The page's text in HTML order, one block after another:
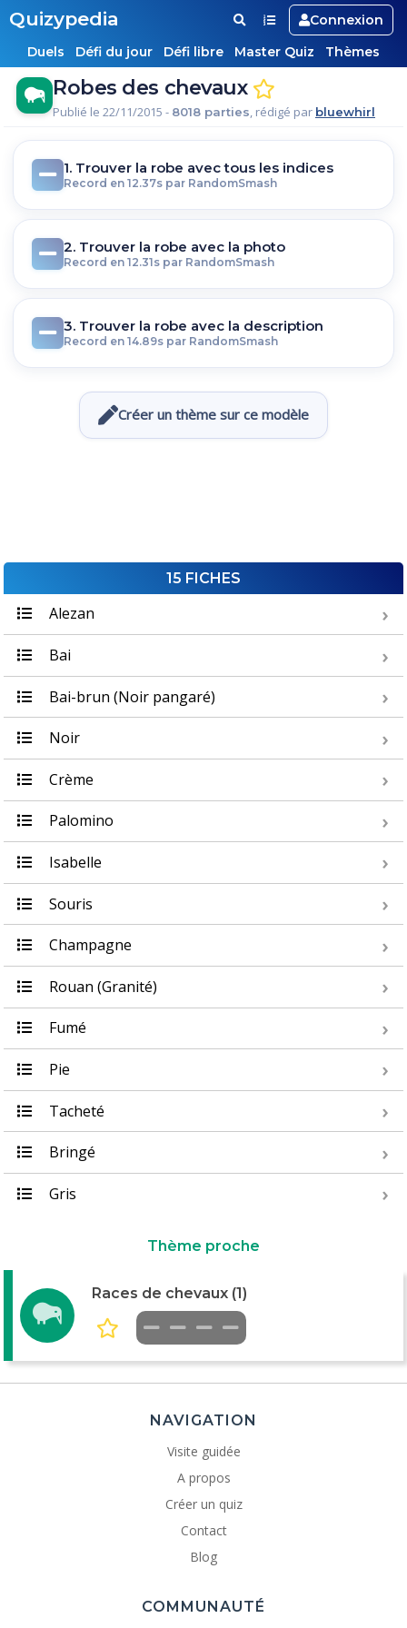
Quizypedia
Connexion
Duels
Défi du jour Défi libre Master Quiz Thèmes
Robes des chevaux
Publié le 22/11/2015 - 8018 parties, rédigé par bluewhirl
1. Trouver la robe avec tous les indices
Record en 12.37s par RandomSmash
2. Trouver la robe avec la photo
Record en 12.31s par RandomSmash
3. Trouver la robe avec la description
Record en 14.89s par RandomSmash
Créer un thème sur ce modèle
15 FICHES
Alezan
Bai
Bai-brun (Noir pangaré)
Noir
Crème
Palomino
Isabelle
Souris
Champagne
Rouan (Granité)
Fumé
Pie
Tacheté
Bringé
Gris
Thème proche
Races de chevaux (1)
NAVIGATION
Visite guidée
A propos
Créer un quiz
Contact
Blog
COMMUNAUTÉ